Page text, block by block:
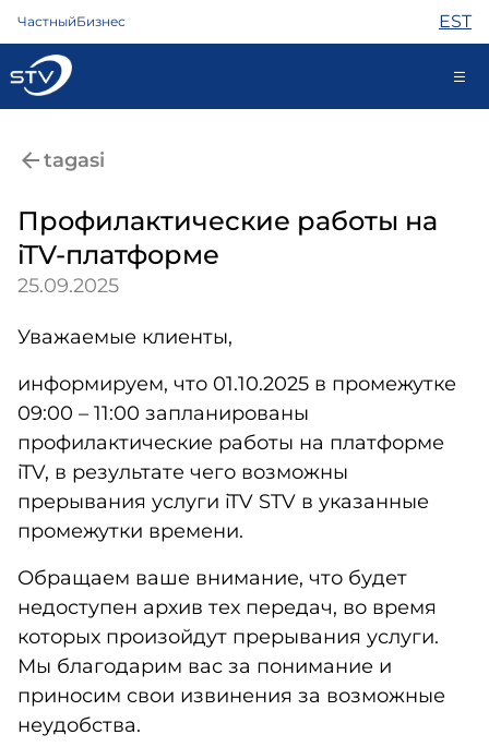
ЧастныйБизнес EST
Интернет
ТВ
Телефон
Помощь
Новости
Контакты
tagasi
Профилактические работы на
iTV-платформе
25.09.2025
Уважаемые клиенты,
информируем, что 01.10.2025 в промежутке
09:00 – 11:00 запланированы
профилактические работы на платформе
iTV, в результате чего возможны
прерывания услуги iTV STV в указанные
промежутки времени.
Обращаем ваше внимание, что будет
недоступен архив тех передач, во время
которых произойдут прерывания услуги.
Мы благодарим вас за понимание и
приносим свои извинения за возможные
неудобства.